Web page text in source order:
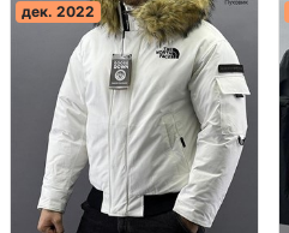
дек. 2022